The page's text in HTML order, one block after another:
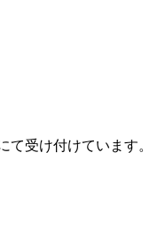
受け付けています。